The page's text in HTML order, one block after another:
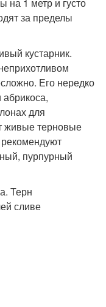
за пределы
кустарник.
Его нередко
для
живые терновые
пурпурный